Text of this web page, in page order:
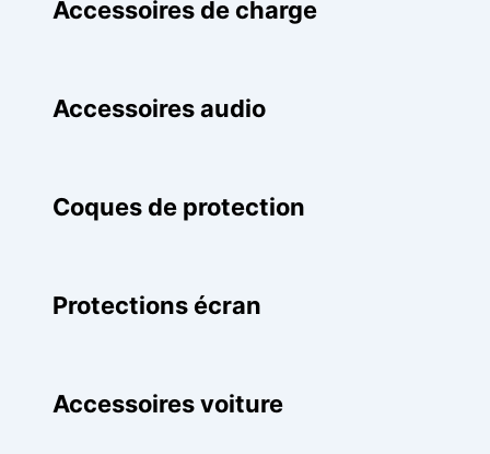
Accessoires de charge
Accessoires audio
Coques de protection
Protections écran
Accessoires voiture